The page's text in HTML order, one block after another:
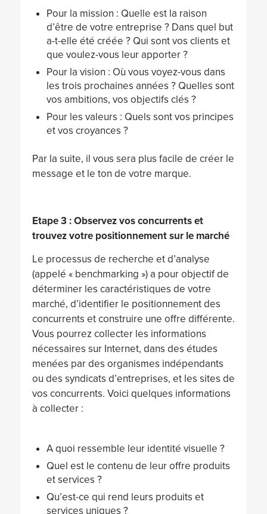
Pour la mission : Quelle est la raison
d’être de votre entreprise ? Dans quel but
a-t-elle été créée ? Qui sont vos clients et
que voulez-vous leur apporter ?
Pour la vision : Où vous voyez-vous dans
les trois prochaines années ? Quelles sont
vos ambitions, vos objectifs clés ?
Pour les valeurs : Quels sont vos principes
et vos croyances ?
Par la suite, il vous sera plus facile de créer le
message et le ton de votre marque.
Etape 3 : Observez vos concurrents et
trouvez votre positionnement sur le marché
Le processus de recherche et d’analyse
(appelé « benchmarking ») a pour objectif de
déterminer les caractéristiques de votre
marché, d’identifier le positionnement des
concurrents et construire une offre différente.
Vous pourrez collecter les informations
nécessaires sur Internet, dans des études
menées par des organismes indépendants
ou des syndicats d’entreprises, et les sites de
vos concurrents. Voici quelques informations
à collecter :
A quoi ressemble leur identité visuelle ?
Quel est le contenu de leur offre produits
et services ?
Qu’est-ce qui rend leurs produits et
services uniques ?